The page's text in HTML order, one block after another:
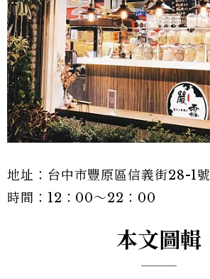
地址：台中市豐原區信義街28-1號
時間：12：00～22：00
本文圖輯